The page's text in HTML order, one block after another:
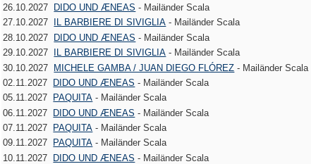
26.10.2027
DIDO UND ÆNEAS - Mailänder Scala
27.10.2027
IL BARBIERE DI SIVIGLIA - Mailänder Scala
28.10.2027 DIDO UND ÆNEAS - Mailänder Scala
29.10.2027
IL BARBIERE DI SIVIGLIA - Mailänder Scala
30.10.2027 MICHELE GAMBA / JUAN DIEGO FLÓREZ - Mailänder Scala
02.11.2027
DIDO UND ÆNEAS - Mailänder Scala
05.11.2027
PAQUITA - Mailänder Scala
06.11.2027 DIDO UND ÆNEAS - Mailänder Scala
07.11.2027
PAQUITA - Mailänder Scala
09.11.2027
PAQUITA - Mailänder Scala
10.11.2027
DIDO UND ÆNEAS - Mailänder Scala